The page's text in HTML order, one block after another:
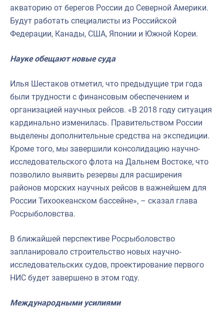
акваторию от берегов России до Северной Америки.
Будут работать специалисты из Российской
Федерации, Канады, США, Японии и Южной Кореи.
Науке обещают новые суда
Илья Шестаков отметил, что предыдущие три года
были трудности с финансовым обеспечением и
организацией научных рейсов. «В 2018 году ситуация
кардинально изменилась. Правительством России
выделены дополнительные средства на экспедиции.
Кроме того, мы завершили консолидацию научно-
исследовательского флота на Дальнем Востоке, что
позволило выявить резервы для расширения
районов морских научных рейсов в важнейшем для
России Тихоокеанском бассейне», – сказал глава
Росрыболовства.
В ближайшей перспективе Росрыболовство
запланировало строительство новых научно-
исследовательских судов, проектирование первого
НИС будет завершено в этом году.
Международными усилиями